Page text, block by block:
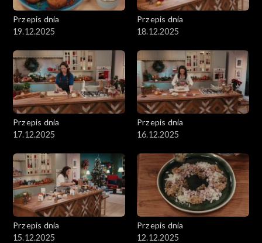
Przepis dnia
19.12.2025
Przepis dnia
18.12.2025
Przepis dnia
17.12.2025
Przepis dnia
16.12.2025
Przepis dnia
15.12.2025
Przepis dnia
12.12.2025